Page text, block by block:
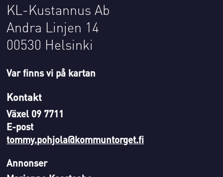
KL-Kustannus Ab
Andra Linjen 14
00530 Helsinki
Var finns vi på kartan
Kontakt
Växel 09 7711
E-post
tommy.pohjola@kommuntorget.fi
Annonser